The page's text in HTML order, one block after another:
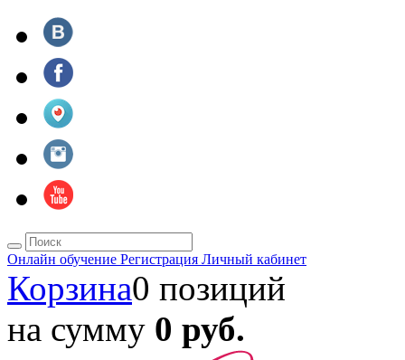
Онлайн обучение Регистрация Личный кабинет
Корзина0 позиций
на сумму 0 руб.